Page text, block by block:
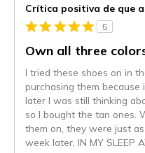
Crítica positiva de que
5
Own all three
I tried these shoes on in
purchasing them because
later I was still thinking
so I bought the tan ones.
them on, they were just
week later, IN MY SLEEP